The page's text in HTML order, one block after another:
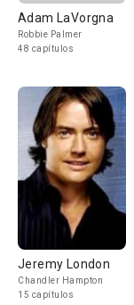
Adam LaVorgna
Robbie Palmer
48 capítulos
Jeremy London
Chandler Hampton
15 capítulos